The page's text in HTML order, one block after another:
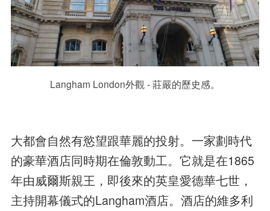
Langham London外觀 - 莊嚴的歷史感。
大都會自然有慾望跟華麗的投射。一家劃時代
的豪華酒店同時期在倫敦動工。它就是在1865
年由威爾斯親王，即後來的英皇愛德華七世，
主持開幕儀式的Langham酒店。酒店的維多利